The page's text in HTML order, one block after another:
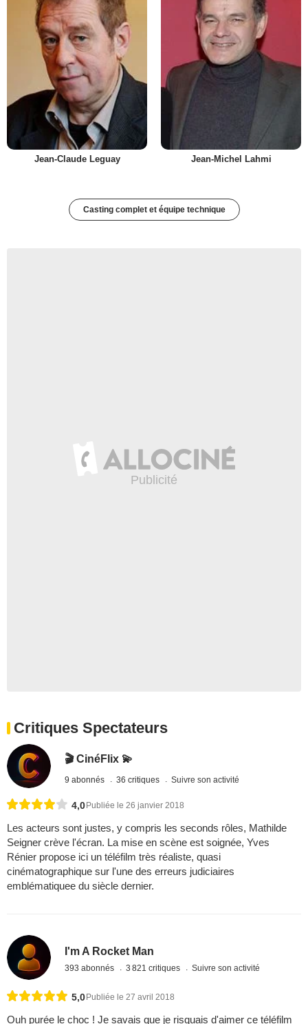
Jean-Claude Leguay Jean-Michel Lahmi
Casting complet et équipe technique
Critiques Spectateurs
🎬 CinéFlix 💫
9 abonnés 36 critiques Suivre son activité
4,0 Publiée le 26 janvier 2018
Les acteurs sont justes, y compris les seconds rôles, Mathilde
Seigner crève l'écran. La mise en scène est soignée, Yves
Rénier propose ici un téléfilm très réaliste, quasi
cinématographique sur l'une des erreurs judiciaires
emblématiquee du siècle dernier.
I'm A Rocket Man
393 abonnés 3 821 critiques Suivre son activité
5,0Publiée le 27 avril 2018
Ouh purée le choc ! Je savais que je risquais d'aimer ce téléfilm